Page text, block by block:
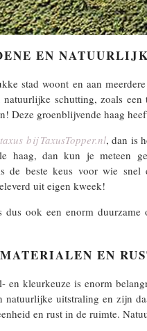
EN
stad woont en aan
natuurlijke schutting, zoals
Deze groenblijvende haag
taxus bij TaxusTopper.nl, dan is
haag, dan kun je meteen
de beste keus voor wie snel
uit eigen kweek!
dus ook een enorm
EN
en kleurkeuze is enorm
natuurlijke uitstraling en zijn
en rust in de ruimte.